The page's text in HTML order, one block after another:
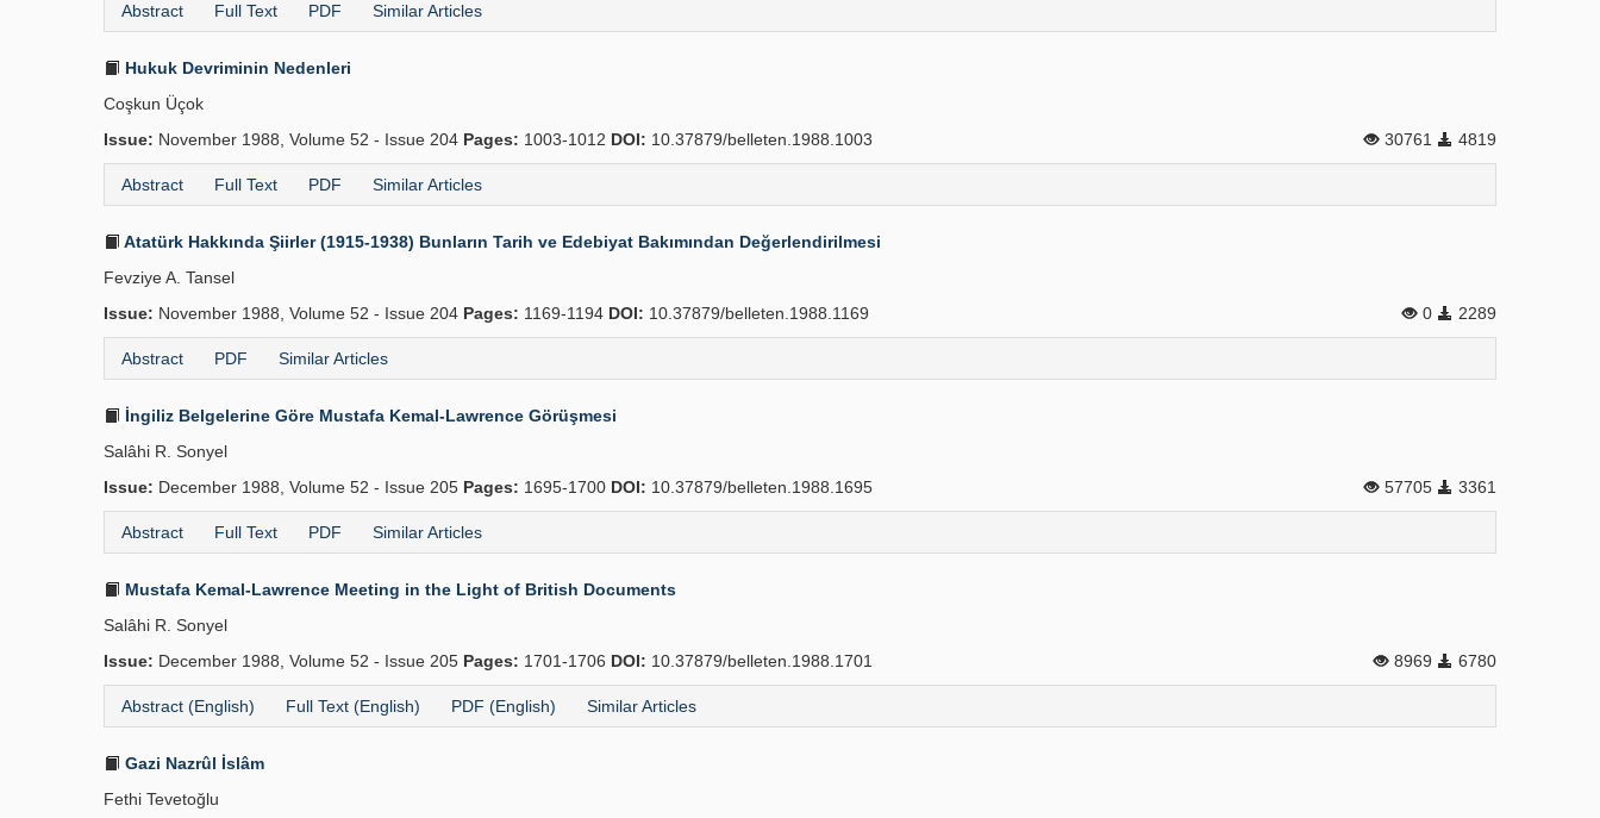
Abstract Full Text PDF Similar Articles
Hukuk Devriminin Nedenleri
Coşkun Üçok
Issue: November 1988, Volume 52 - Issue 204 Pages: 1003-1012 DOI: 10.37879/belleten.1988.1003 30761 4819
Abstract Full Text PDF Similar Articles
Atatürk Hakkında Şiirler (1915-1938) Bunların Tarih ve Edebiyat Bakımından Değerlendirilmesi
Fevziye A. Tansel
Issue: November 1988, Volume 52 - Issue 204 Pages: 1169-1194 DOI: 10.37879/belleten.1988.1169 0 2289
Abstract PDF Similar Articles
İngiliz Belgelerine Göre Mustafa Kemal-Lawrence Görüşmesi
Salâhi R. Sonyel
Issue: December 1988, Volume 52 - Issue 205 Pages: 1695-1700 DOI: 10.37879/belleten.1988.1695 57705 3361
Abstract Full Text PDF Similar Articles
Mustafa Kemal-Lawrence Meeting in the Light of British Documents
Salâhi R. Sonyel
Issue: December 1988, Volume 52 - Issue 205 Pages: 1701-1706 DOI: 10.37879/belleten.1988.1701 8969 6780
Abstract (English) Full Text (English) PDF (English) Similar Articles
Gazi Nazrûl İslâm
Fethi Tevetoğlu